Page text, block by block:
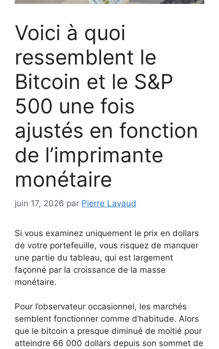
Voici à quoi
ressemblent le
Bitcoin et le S&P
500 une fois
ajustés en fonction
de l’imprimante
monétaire
juin 17, 2026 par Pierre Lavaud
Si vous examinez uniquement le prix en dollars
de votre portefeuille, vous risquez de manquer
une partie du tableau, qui est largement
façonné par la croissance de la masse
monétaire.
Pour l’observateur occasionnel, les marchés
semblent fonctionner comme d’habitude. Alors
que le bitcoin a presque diminué de moitié pour
atteindre 66 000 dollars depuis son sommet de